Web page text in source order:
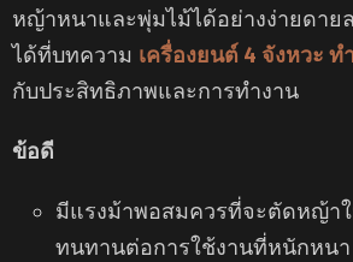
หญ้าหนาและพุ่มไม้ได้อย่างง่ายดาย
ได้ที่บทความ เครื่องยนต์ 4 จังหวะ ท
กับประสิทธิภาพและการทำงาน
ข้อดี
มีแรงม้าพอสมควรที่จะตัดหญ้า
ทนทานต่อการใช้งานที่หนักหนา